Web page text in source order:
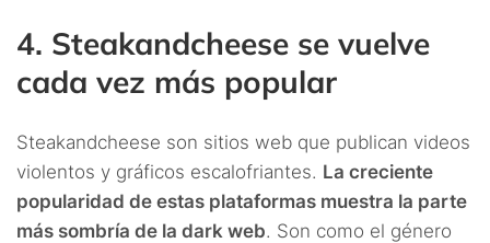
4. Steakandcheese se vuelve
cada vez más popular
Steakandcheese son sitios web que publican videos
violentos y gráficos escalofriantes. La creciente
popularidad de estas plataformas muestra la parte
más sombría de la dark web. Son como el género